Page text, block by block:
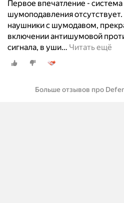
Первое впечатление - система
шумоподавления
наушники с шумодавом,
включении антишумовой
сигнала, в уши… Читать ещё
Больше отзывов про